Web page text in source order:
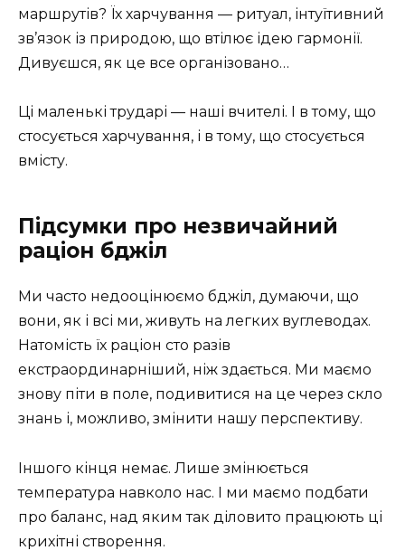
маршрутів? Їх харчування — ритуал, інтуїтивний
зв’язок із природою, що втілює ідею гармонії.
Дивуєшся, як це все організовано…
Ці маленькі трударі — наші вчителі. І в тому, що
стосується харчування, і в тому, що стосується
вмісту.
Підсумки про незвичайний
раціон бджіл
Ми часто недооцінюємо бджіл, думаючи, що
вони, як і всі ми, живуть на легких вуглеводах.
Натомість їх раціон сто разів
екстраординарніший, ніж здається. Ми маємо
знову піти в поле, подивитися на це через скло
знань і, можливо, змінити нашу перспективу.
Іншого кінця немає. Лише змінюється
температура навколо нас. І ми маємо подбати
про баланс, над яким так діловито працюють ці
крихітні створення.